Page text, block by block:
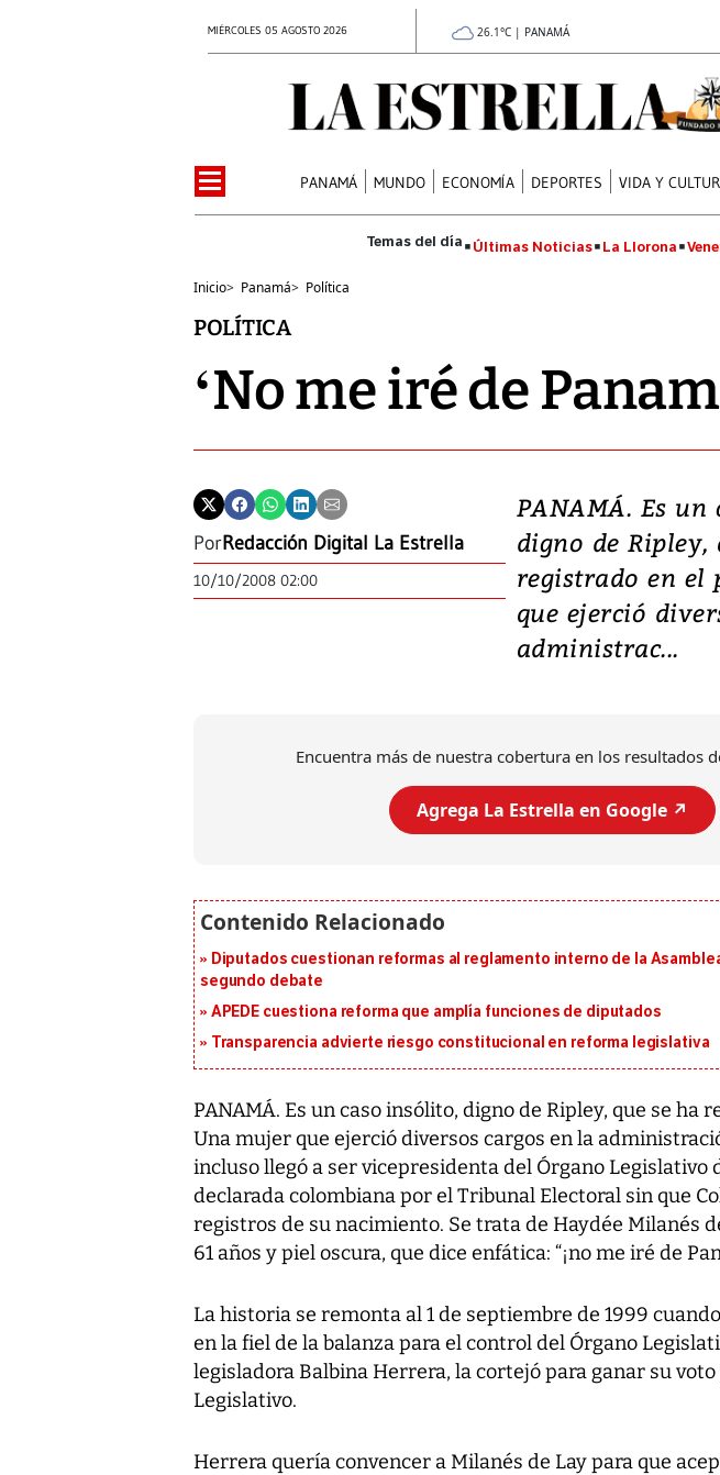
MIÉRCOLES 05 AGOSTO 2026 26.1°C | PANAMÁ
PANAMÁ MUNDO ECONOMÍA DEPORTES VIDA Y
Últimas Noticias La Llorona
Inicio> Panamá> Política
POLÍTICA
‘No me iré de
PorRedacción Digital La Estrella
10/10/2008 02:00
PANAMÁ. Es
digno de Ripley,
registrado en el
que ejerció
administrac...
Encuentra más de nuestra cobertura en los resultados
Agrega La Estrella en Google ↗️
Diputados cuestionan reformas al reglamento interno de la
segundo debate
APEDE cuestiona reforma que amplía funciones de diputados
Transparencia advierte riesgo constitucional en reforma legislativa
PANAMÁ. Es un caso insólito, digno de Ripley, que se ha
Una mujer que ejerció diversos cargos en la
incluso llegó a ser vicepresidenta del Órgano Legislativo
declarada colombiana por el Tribunal Electoral sin que
registros de su nacimiento. Se trata de Haydée Milanés
61 años y piel oscura, que dice enfática: “¡no me iré de
La historia se remonta al 1 de septiembre de 1999
en la fiel de la balanza para el control del Órgano
legisladora Balbina Herrera, la cortejó para ganar su
Legislativo.
Herrera quería convencer a Milanés de Lay para que
Video,
deja
daños
al sur de